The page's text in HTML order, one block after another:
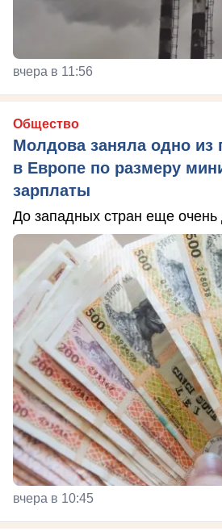
вчера в 11:56
Общество
Молдова заняла одно из
в Европе по размеру
зарплаты
До западных стран еще очень
вчера в 10:45